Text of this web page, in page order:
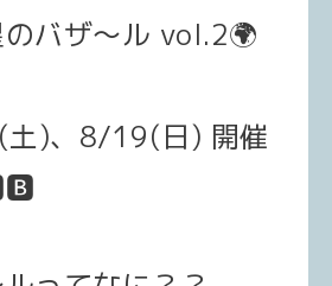
のバザ〜ル vol.2🌍
)、8/19(日) 開催
🅱️